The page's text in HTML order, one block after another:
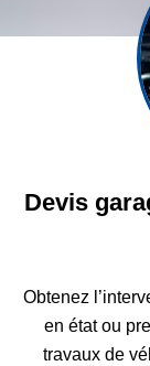
Devis
Obtenez
en état ou
travaux de